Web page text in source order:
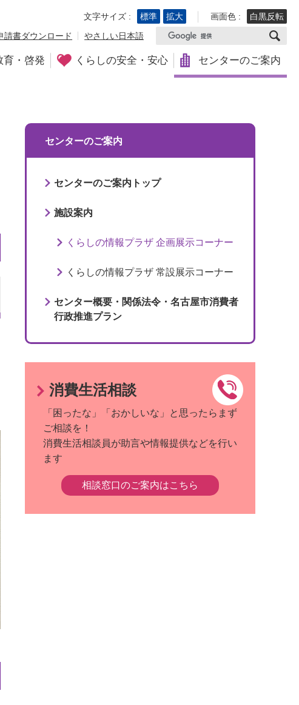
文字サイズ :
標準 拡大 画面色 :
白黒反転
請書ダウンロード
やさしい日本語
育・啓発 くらしの安全・安心 センターのご案内
センターのご案内
センターのご案内トップ
施設案内
くらしの情報プラザ 企画展示コーナー
くらしの情報プラザ 常設展示コーナー
センター概要・関係法令・名古屋市消費者
行政推進プラン
消費生活相談
「困ったな」「おかしいな」と思ったらまず
ご相談を！
消費生活相談員が助言や情報提供などを行い
ます
相談窓口のご案内はこちら